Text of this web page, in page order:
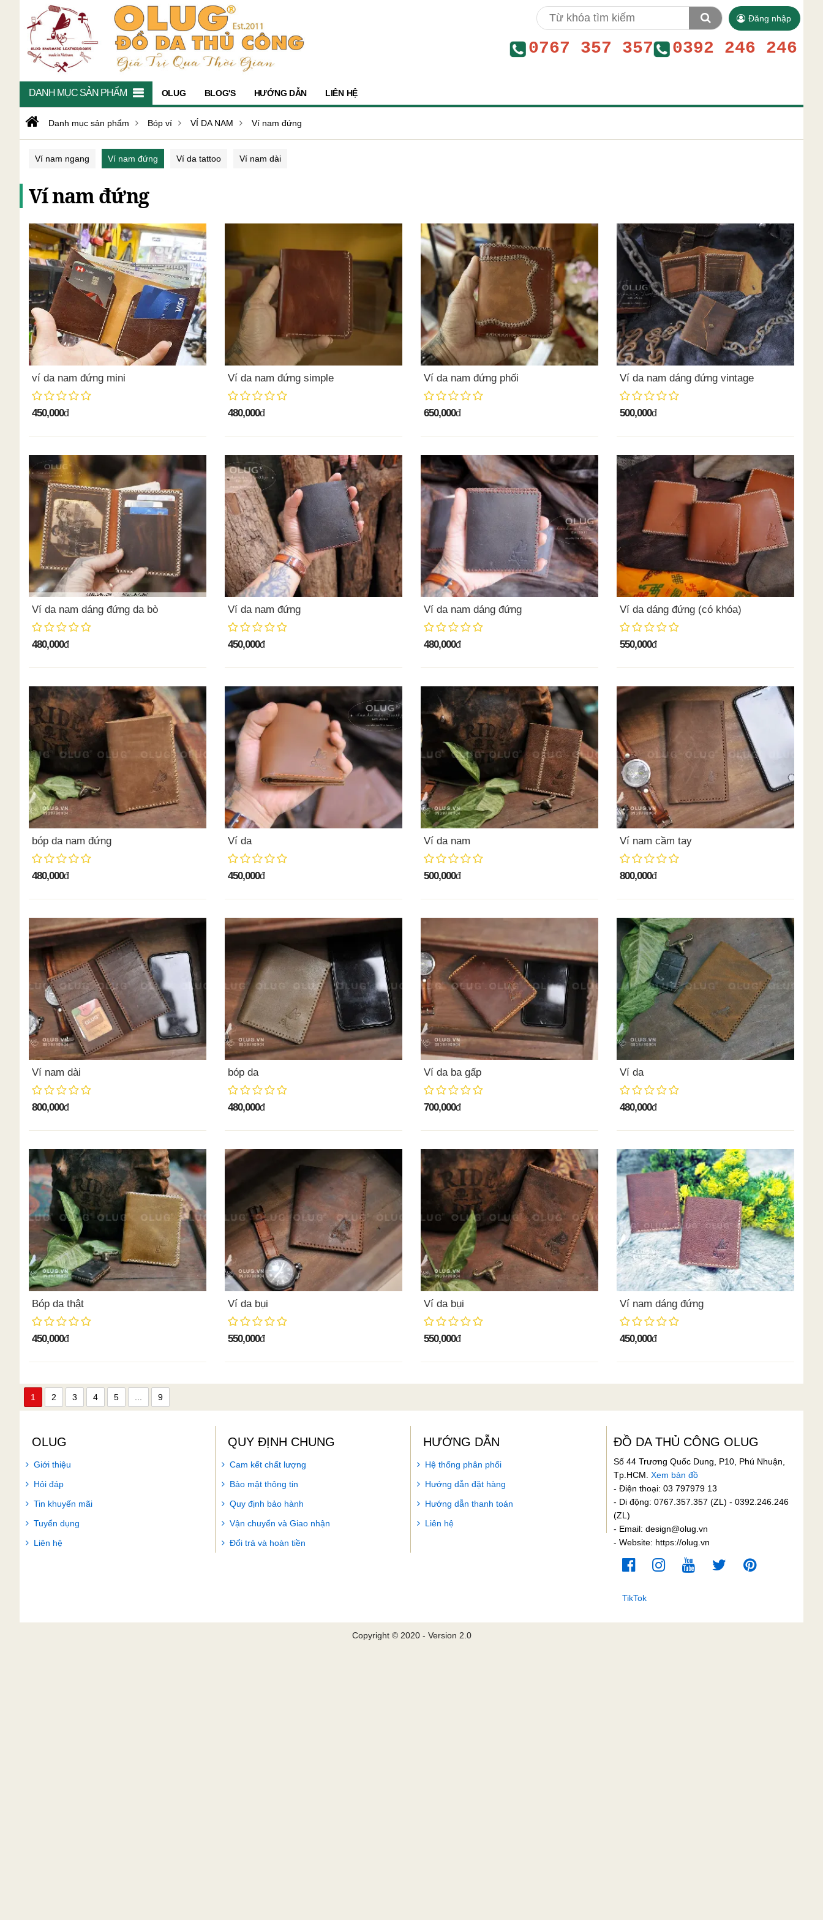
Đăng nhập
0767 357 357 0392 246 246
DANH MỤC SẢN PHẨM OLUG BLOG'S HƯỚNG DẪN LIÊN HỆ
Danh mục sản phẩm Bóp ví VÍ DA NAM Ví nam đứng
Ví nam ngang Ví nam đứng Ví da tattoo Ví nam dài
Ví nam đứng
ví da nam đứng mini
450,000đ
Ví da nam đứng simple
480,000đ
Ví da nam đứng phối
650,000đ
Ví da nam dáng đứng vintage
500,000đ
Ví da nam dáng đứng da bò
480,000đ
Ví da nam đứng
450,000đ
Ví da nam dáng đứng
480,000đ
Ví da dáng đứng (có khóa)
550,000đ
bóp da nam đứng
480,000đ
Ví da
450,000đ
Ví da nam
500,000đ
Ví nam cầm tay
800,000đ
Ví nam dài
800,000đ
bóp da
480,000đ
Ví da ba gấp
700,000đ
Ví da
480,000đ
Bóp da thật
450,000đ
Ví da bụi
550,000đ
Ví da bụi
550,000đ
Ví nam dáng đứng
450,000đ
1 2 3 4 5 9
OLUG
Giới thiệu
Hỏi đáp
Tin khuyến mãi
Tuyển dụng
Liên hệ
QUY ĐỊNH CHUNG
Cam kết chất lượng
Bảo mật thông tin
Quy định bảo hành
Vận chuyển và Giao nhận
Đổi trả và hoàn tiền
HƯỚNG DẪN
Hệ thống phân phối
Hướng dẫn đặt hàng
Hướng dẫn thanh toán
Liên hệ
ĐỒ DA THỦ CÔNG OLUG
Số 44 Trương Quốc Dung, P10, Phú Nhuận,
Tp.HCM. Xem bản đồ
- Điện thoại: 03 797979 13
- Di động: 0767.357.357 (ZL) - 0392.246.246
(ZL)
- Email: design@olug.vn
- Website: https://olug.vn
TikTok
Copyright © 2020 - Version 2.0